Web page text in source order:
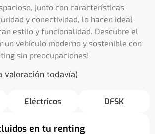
junto con características
y conectividad, lo hacen ideal
estilo y funcionalidad. Descubre el
un vehículo moderno y sostenible con
sin preocupaciones!
valoración todavía)
Eléctricos DFSK
en tu renting